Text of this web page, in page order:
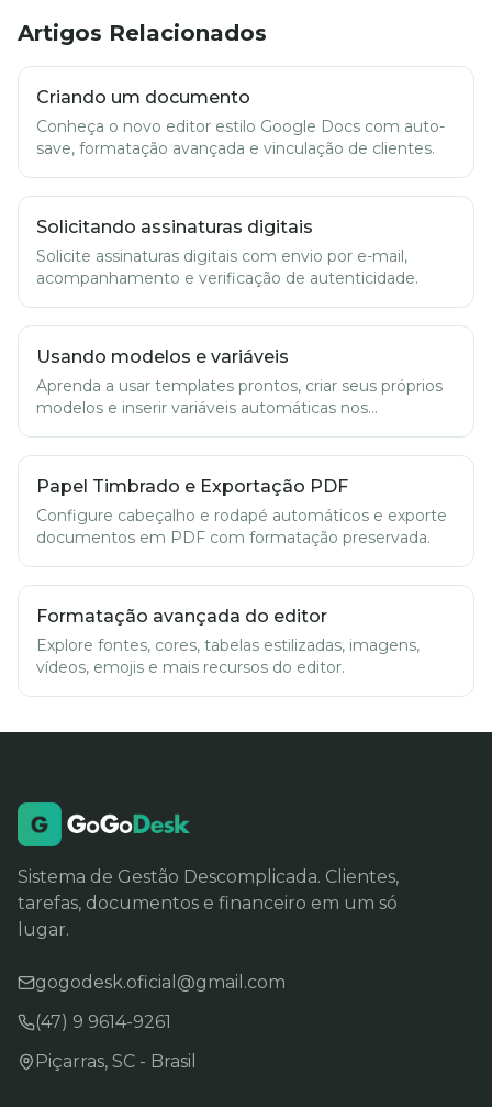
Artigos Relacionados
Criando um documento
Conheça o novo editor estilo Google Docs com auto-
save, formatação avançada e vinculação de clientes.
Solicitando assinaturas digitais
Solicite assinaturas digitais com envio por e-mail,
acompanhamento e verificação de autenticidade.
Usando modelos e variáveis
Aprenda a usar templates prontos, criar seus próprios
modelos e inserir variáveis automáticas nos
Papel Timbrado e Exportação PDF
Configure cabeçalho e rodapé automáticos e exporte
documentos em PDF com formatação preservada.
Formatação avançada do editor
Explore fontes, cores, tabelas estilizadas, imagens,
vídeos, emojis e mais recursos do editor.
Sistema de Gestão Descomplicada. Clientes,
tarefas, documentos e financeiro em um só
lugar.
gogodesk.oficial@gmail.com
(47) 9 9614-9261
Piçarras, SC - Brasil